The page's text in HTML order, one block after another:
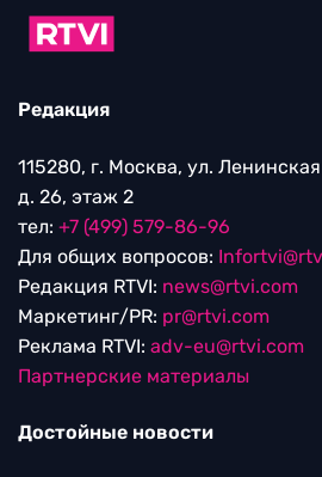
Редакция
115280, г. Москва, ул.
д. 26, этаж 2
тел: +7 (499) 579-86-96
Для общих вопросов:
Редакция RTVI: news@rtvi.com
Маркетинг/PR: pr@rtvi.com
Реклама RTVI: adv-eu@rtvi.com
Партнерские материалы
Достойные новости